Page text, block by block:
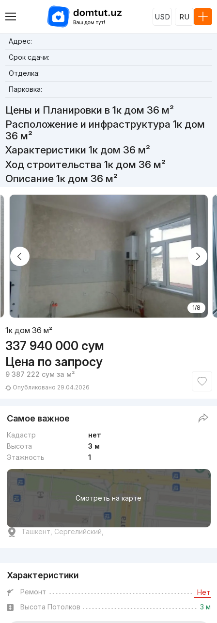
USD RU
Адрес:
Срок сдачи:
Отделка:
Парковка:
Цены и Планировки в 1к дом 36 м²
Расположение и инфраструктура 1к дом
36 м²
Характеристики 1к дом 36 м²
Ход строительства 1к дом 36 м²
Описание 1к дом 36 м²
1/8
1к дом 36 м²
337 940 000 сум
Цена по запросу
9 387 222 сум за м²
Опубликовано 29.04.2026
Самое важное
Кадастр
нет
Высота
3 м
Этажность
1
Смотреть на карте
Ташкент, Сергелийский,
Характеристики
Ремонт Нет
Высота Потолков 3 м